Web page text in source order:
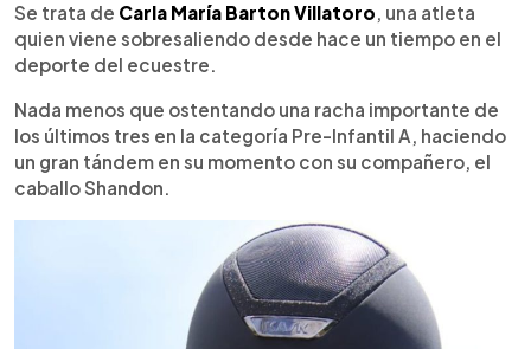
Se trata de Carla María Barton Villatoro, una atleta
quien viene sobresaliendo desde hace un tiempo en el
deporte del ecuestre.
Nada menos que ostentando una racha importante de
los últimos tres en la categoría Pre-Infantil A, haciendo
un gran tándem en su momento con su compañero, el
caballo Shandon.